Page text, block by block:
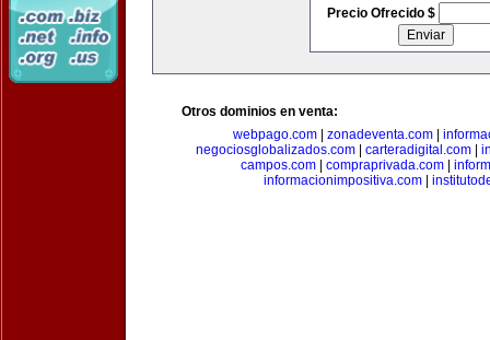
Precio Ofrecido $
Otros dominios en venta:
webpago.com
zonadeventa.com
negociosglobalizados.com
carteradigital.com
campos.com
compraprivada.com
informacionimpositiva.com